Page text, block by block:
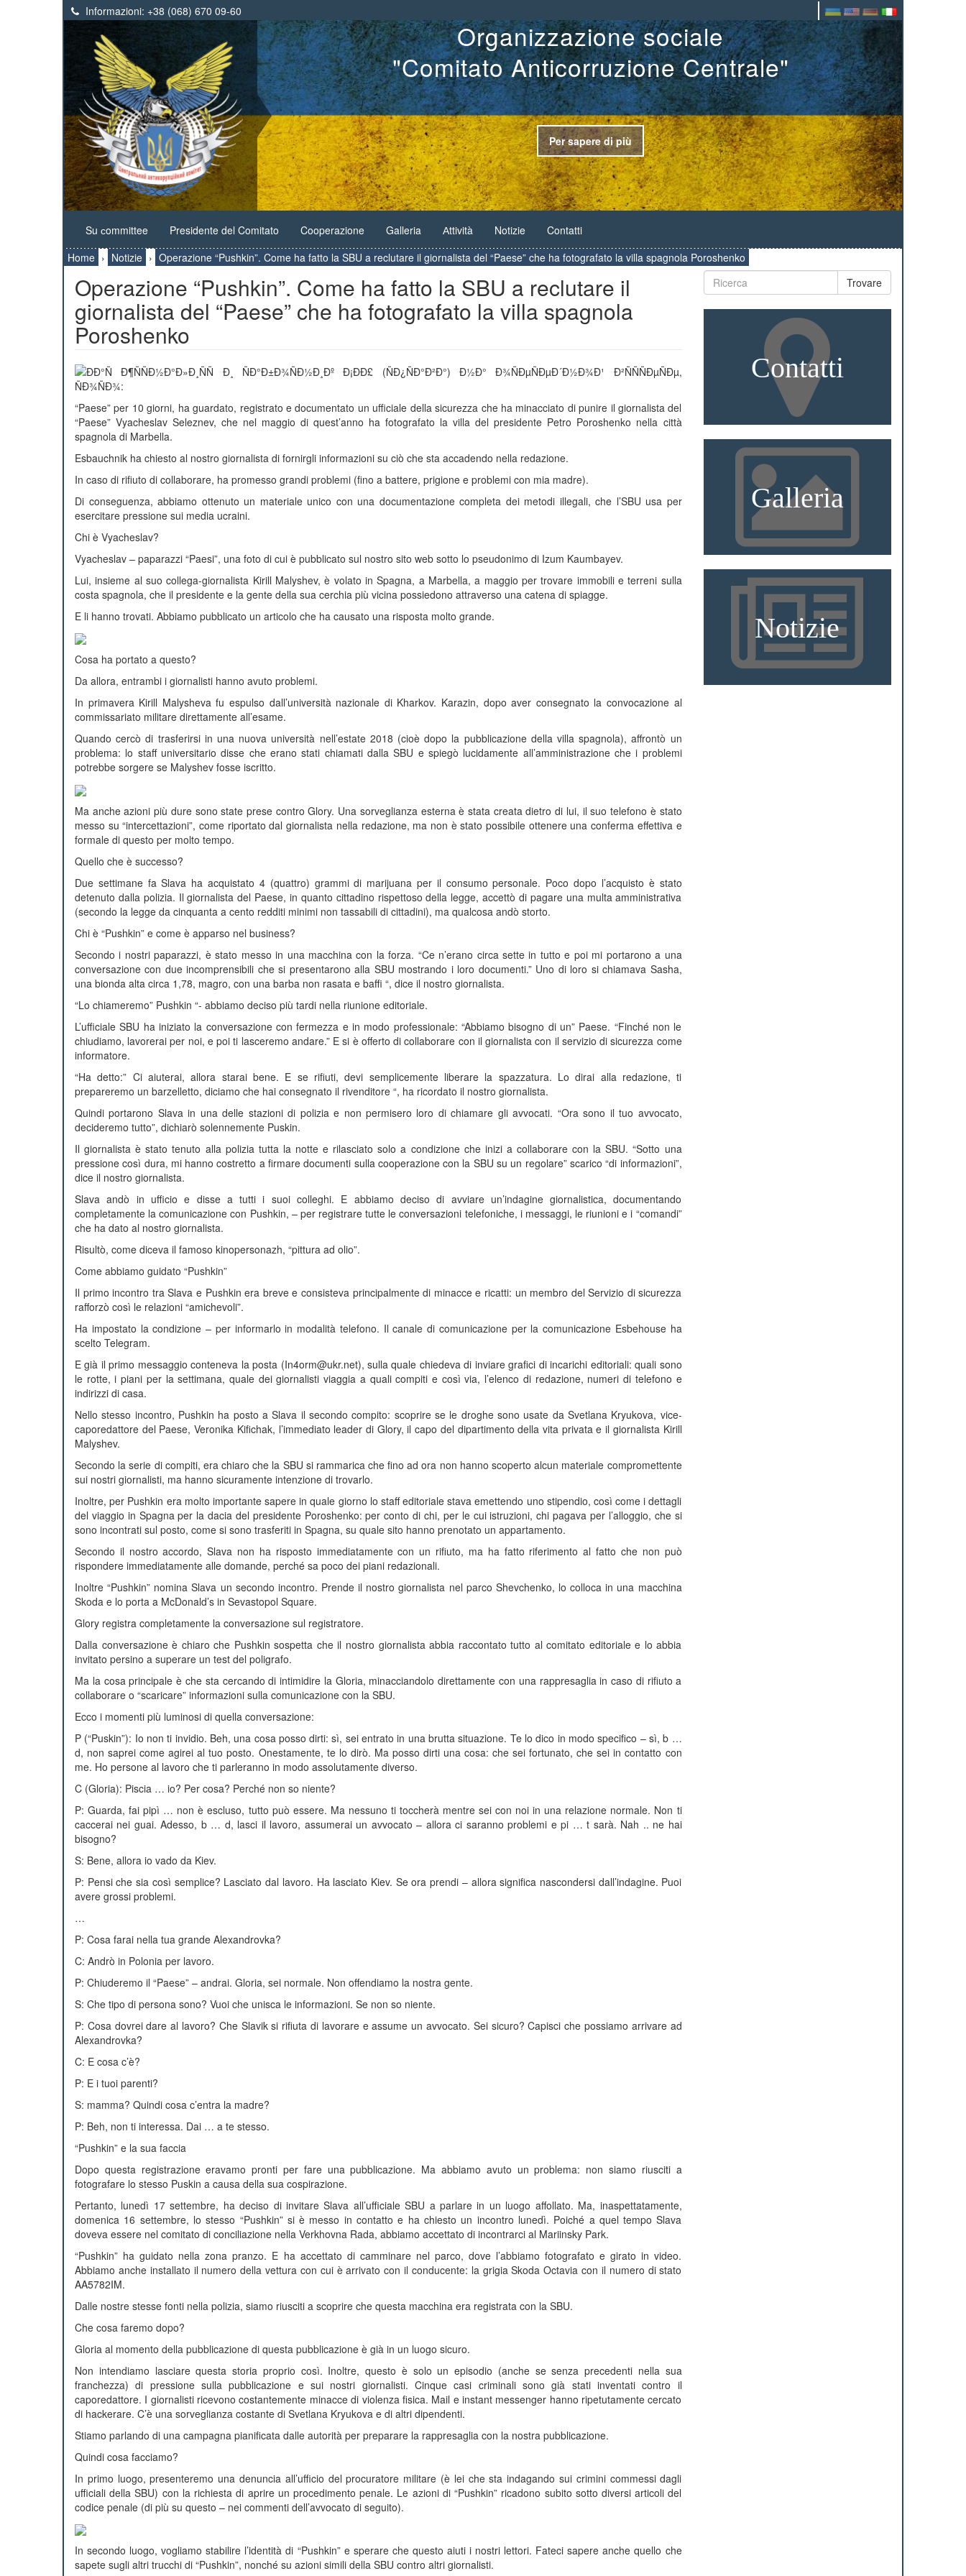
Informazioni: +38 (068) 670 09-60
Organizzazione sociale
"Comitato Anticorruzione Centrale"
Per sapere di più
Su сommittee Presidente del Comitato Cooperazione Galleria Аttività Notizie
Contatti
Home › Notizie › Operazione “Pushkin”. Come ha fatto la SBU a reclutare il giornalista del “Paese” che ha fotografato la villa spagnola Poroshenko
Operazione “Pushkin”. Come ha fatto la SBU a reclutare il
giornalista del “Paese” che ha fotografato la villa spagnola
Poroshenko
“Paese” per 10 giorni, ha guardato, registrato e documentato un ufficiale della sicurezza che ha minacciato di punire il giornalista del
“Paese” Vyacheslav Seleznev, che nel maggio di quest’anno ha fotografato la villa del presidente Petro Poroshenko nella città
spagnola di Marbella.
Esbauchnik ha chiesto al nostro giornalista di fornirgli informazioni su ciò che sta accadendo nella redazione.
In caso di rifiuto di collaborare, ha promesso grandi problemi (fino a battere, prigione e problemi con mia madre).
Di conseguenza, abbiamo ottenuto un materiale unico con una documentazione completa dei metodi illegali, che l’SBU usa per
esercitare pressione sui media ucraini.
Chi è Vyacheslav?
Vyacheslav – paparazzi “Paesi”, una foto di cui è pubblicato sul nostro sito web sotto lo pseudonimo di Izum Kaumbayev.
Lui, insieme al suo collega-giornalista Kirill Malyshev, è volato in Spagna, a Marbella, a maggio per trovare immobili e terreni sulla
costa spagnola, che il presidente e la gente della sua cerchia più vicina possiedono attraverso una catena di spiagge.
E li hanno trovati. Abbiamo pubblicato un articolo che ha causato una risposta molto grande.
Cosa ha portato a questo?
Da allora, entrambi i giornalisti hanno avuto problemi.
In primavera Kirill Malysheva fu espulso dall’università nazionale di Kharkov. Karazin, dopo aver consegnato la convocazione al
commissariato militare direttamente all’esame.
Quando cercò di trasferirsi in una nuova università nell’estate 2018 (cioè dopo la pubblicazione della villa spagnola), affrontò un
problema: lo staff universitario disse che erano stati chiamati dalla SBU e spiegò lucidamente all’amministrazione che i problemi
potrebbe sorgere se Malyshev fosse iscritto.
Ma anche azioni più dure sono state prese contro Glory. Una sorveglianza esterna è stata creata dietro di lui, il suo telefono è stato
messo su “intercettazioni”, come riportato dal giornalista nella redazione, ma non è stato possibile ottenere una conferma effettiva e
formale di questo per molto tempo.
Quello che è successo?
Due settimane fa Slava ha acquistato 4 (quattro) grammi di marijuana per il consumo personale. Poco dopo l’acquisto è stato
detenuto dalla polizia. Il giornalista del Paese, in quanto cittadino rispettoso della legge, accettò di pagare una multa amministrativa
(secondo la legge da cinquanta a cento redditi minimi non tassabili di cittadini), ma qualcosa andò storto.
Chi è “Pushkin” e come è apparso nel business?
Secondo i nostri paparazzi, è stato messo in una macchina con la forza. “Ce n’erano circa sette in tutto e poi mi portarono a una
conversazione con due incomprensibili che si presentarono alla SBU mostrando i loro documenti.” Uno di loro si chiamava Sasha,
una bionda alta circa 1,78, magro, con una barba non rasata e baffi “, dice il nostro giornalista.
“Lo chiameremo” Pushkin “- abbiamo deciso più tardi nella riunione editoriale.
L’ufficiale SBU ha iniziato la conversazione con fermezza e in modo professionale: “Abbiamo bisogno di un” Paese. “Finché non le
chiudiamo, lavorerai per noi, e poi ti lasceremo andare.” E si è offerto di collaborare con il giornalista con il servizio di sicurezza come
informatore.
“Ha detto:” Ci aiuterai, allora starai bene. E se rifiuti, devi semplicemente liberare la spazzatura. Lo dirai alla redazione, ti
prepareremo un barzelletto, diciamo che hai consegnato il rivenditore “, ha ricordato il nostro giornalista.
Quindi portarono Slava in una delle stazioni di polizia e non permisero loro di chiamare gli avvocati. “Ora sono il tuo avvocato,
decideremo tutto”, dichiarò solennemente Puskin.
Il giornalista è stato tenuto alla polizia tutta la notte e rilasciato solo a condizione che inizi a collaborare con la SBU. “Sotto una
pressione così dura, mi hanno costretto a firmare documenti sulla cooperazione con la SBU su un regolare” scarico “di informazioni”,
dice il nostro giornalista.
Slava andò in ufficio e disse a tutti i suoi colleghi. E abbiamo deciso di avviare un’indagine giornalistica, documentando
completamente la comunicazione con Pushkin, – per registrare tutte le conversazioni telefoniche, i messaggi, le riunioni e i “comandi”
che ha dato al nostro giornalista.
Risultò, come diceva il famoso kinopersonazh, “pittura ad olio”.
Come abbiamo guidato “Pushkin”
Il primo incontro tra Slava e Pushkin era breve e consisteva principalmente di minacce e ricatti: un membro del Servizio di sicurezza
rafforzò così le relazioni “amichevoli”.
Ha impostato la condizione – per informarlo in modalità telefono. Il canale di comunicazione per la comunicazione Esbehouse ha
scelto Telegram.
E già il primo messaggio conteneva la posta (In4orm@ukr.net), sulla quale chiedeva di inviare grafici di incarichi editoriali: quali sono
le rotte, i piani per la settimana, quale dei giornalisti viaggia a quali compiti e così via, l’elenco di redazione, numeri di telefono e
indirizzi di casa.
Nello stesso incontro, Pushkin ha posto a Slava il secondo compito: scoprire se le droghe sono usate da Svetlana Kryukova, vice-
caporedattore del Paese, Veronika Kifichak, l’immediato leader di Glory, il capo del dipartimento della vita privata e il giornalista Kirill
Malyshev.
Secondo la serie di compiti, era chiaro che la SBU si rammarica che fino ad ora non hanno scoperto alcun materiale compromettente
sui nostri giornalisti, ma hanno sicuramente intenzione di trovarlo.
Inoltre, per Pushkin era molto importante sapere in quale giorno lo staff editoriale stava emettendo uno stipendio, così come i dettagli
del viaggio in Spagna per la dacia del presidente Poroshenko: per conto di chi, per le cui istruzioni, chi pagava per l’alloggio, che si
sono incontrati sul posto, come si sono trasferiti in Spagna, su quale sito hanno prenotato un appartamento.
Secondo il nostro accordo, Slava non ha risposto immediatamente con un rifiuto, ma ha fatto riferimento al fatto che non può
rispondere immediatamente alle domande, perché sa poco dei piani redazionali.
Inoltre “Pushkin” nomina Slava un secondo incontro. Prende il nostro giornalista nel parco Shevchenko, lo colloca in una macchina
Skoda e lo porta a McDonald’s in Sevastopol Square.
Glory registra completamente la conversazione sul registratore.
Dalla conversazione è chiaro che Pushkin sospetta che il nostro giornalista abbia raccontato tutto al comitato editoriale e lo abbia
invitato persino a superare un test del poligrafo.
Ma la cosa principale è che sta cercando di intimidire la Gloria, minacciandolo direttamente con una rappresaglia in caso di rifiuto a
collaborare o “scaricare” informazioni sulla comunicazione con la SBU.
Ecco i momenti più luminosi di quella conversazione:
P (“Puskin”): Io non ti invidio. Beh, una cosa posso dirti: sì, sei entrato in una brutta situazione. Te lo dico in modo specifico – sì, b …
d, non saprei come agirei al tuo posto. Onestamente, te lo dirò. Ma posso dirti una cosa: che sei fortunato, che sei in contatto con
me. Ho persone al lavoro che ti parleranno in modo assolutamente diverso.
C (Gloria): Piscia … io? Per cosa? Perché non so niente?
P: Guarda, fai pipì … non è escluso, tutto può essere. Ma nessuno ti toccherà mentre sei con noi in una relazione normale. Non ti
caccerai nei guai. Adesso, b … d, lasci il lavoro, assumerai un avvocato – allora ci saranno problemi e pi … t sarà. Nah .. ne hai
bisogno?
S: Bene, allora io vado da Kiev.
P: Pensi che sia così semplice? Lasciato dal lavoro. Ha lasciato Kiev. Se ora prendi – allora significa nascondersi dall’indagine. Puoi
avere grossi problemi.
…
P: Cosa farai nella tua grande Alexandrovka?
C: Andrò in Polonia per lavoro.
P: Chiuderemo il “Paese” – andrai. Gloria, sei normale. Non offendiamo la nostra gente.
S: Che tipo di persona sono? Vuoi che unisca le informazioni. Se non so niente.
P: Cosa dovrei dare al lavoro? Che Slavik si rifiuta di lavorare e assume un avvocato. Sei sicuro? Capisci che possiamo arrivare ad
Alexandrovka?
C: E cosa c’è?
P: E i tuoi parenti?
S: mamma? Quindi cosa c’entra la madre?
P: Beh, non ti interessa. Dai … a te stesso.
“Pushkin” e la sua faccia
Dopo questa registrazione eravamo pronti per fare una pubblicazione. Ma abbiamo avuto un problema: non siamo riusciti a
fotografare lo stesso Puskin a causa della sua cospirazione.
Pertanto, lunedì 17 settembre, ha deciso di invitare Slava all’ufficiale SBU a parlare in un luogo affollato. Ma, inaspettatamente,
domenica 16 settembre, lo stesso “Pushkin” si è messo in contatto e ha chiesto un incontro lunedì. Poiché a quel tempo Slava
doveva essere nel comitato di conciliazione nella Verkhovna Rada, abbiamo accettato di incontrarci al Mariinsky Park.
“Pushkin” ha guidato nella zona pranzo. E ha accettato di camminare nel parco, dove l’abbiamo fotografato e girato in video.
Abbiamo anche installato il numero della vettura con cui è arrivato con il conducente: la grigia Skoda Octavia con il numero di stato
AA5782IM.
Dalle nostre stesse fonti nella polizia, siamo riusciti a scoprire che questa macchina era registrata con la SBU.
Che cosa faremo dopo?
Gloria al momento della pubblicazione di questa pubblicazione è già in un luogo sicuro.
Non intendiamo lasciare questa storia proprio così. Inoltre, questo è solo un episodio (anche se senza precedenti nella sua
franchezza) di pressione sulla pubblicazione e sui nostri giornalisti. Cinque casi criminali sono già stati inventati contro il
caporedattore. I giornalisti ricevono costantemente minacce di violenza fisica. Mail e instant messenger hanno ripetutamente cercato
di hackerare. C’è una sorveglianza costante di Svetlana Kryukova e di altri dipendenti.
Stiamo parlando di una campagna pianificata dalle autorità per preparare la rappresaglia con la nostra pubblicazione.
Quindi cosa facciamo?
In primo luogo, presenteremo una denuncia all’ufficio del procuratore militare (è lei che sta indagando sui crimini commessi dagli
ufficiali della SBU) con la richiesta di aprire un procedimento penale. Le azioni di “Pushkin” ricadono subito sotto diversi articoli del
codice penale (di più su questo – nei commenti dell’avvocato di seguito).
In secondo luogo, vogliamo stabilire l’identità di “Pushkin” e sperare che questo aiuti i nostri lettori. Fateci sapere anche quello che
sapete sugli altri trucchi di “Pushkin”, nonché su azioni simili della SBU contro altri giornalisti.
Trovare
Contatti
Galleria
Notizie